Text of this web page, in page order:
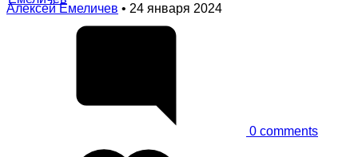
Алексей Емеличев • 24 января 2024
0 comments